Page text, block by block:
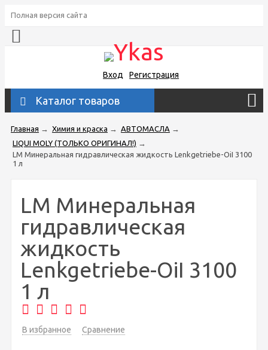
Полная версия сайта
Вход Регистрация
Каталог товаров
Главная → Химия и краска → АВТОМАСЛА →
LIQUI MOLY (ТОЛЬКО ОРИГИНАЛ!) →
LM Минеральная гидравлическая жидкость Lenkgetriebe-OiI 3100
1 л
LM Минеральная
гидравлическая
жидкость
Lenkgetriebe-OiI 3100
1 л
В избранное Сравнение